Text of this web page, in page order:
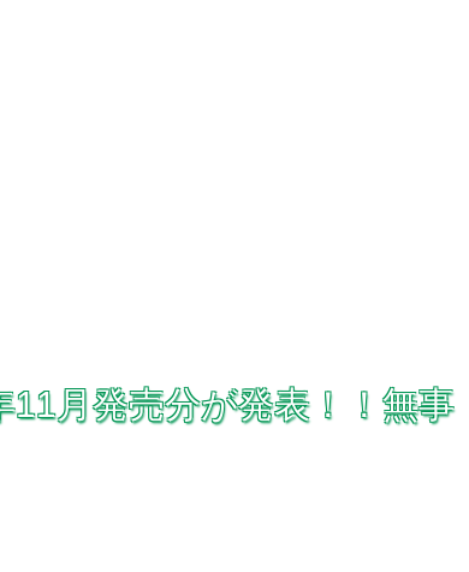
月発売分が発表！！無事